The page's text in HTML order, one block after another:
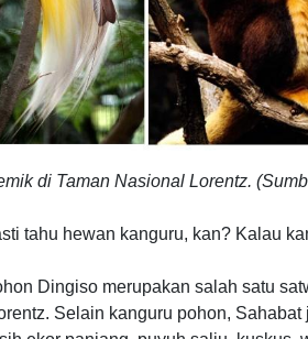
di Taman Nasional Lorentz.
tahu hewan kanguru, kan? Kalau
Dingiso merupakan salah satu
Selain kanguru pohon,